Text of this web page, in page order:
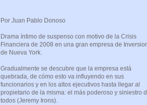
Por Juan Pablo Donoso
Drama íntimo de suspenso con motivo de la Crisis
Financiera de 2008 en una gran empresa de
de Nueva York.
Gradualmente se descubre que la empresa está
quebrada, de cómo esto va influyendo en sus
funcionarios y en los altos ejecutivos hasta llegar al
propietario de la misma: el más poderoso y siniestro
todos (Jeremy Irons).